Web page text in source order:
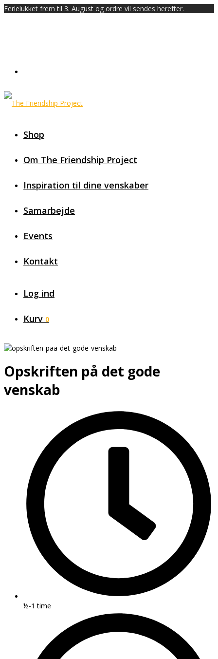
Ferielukket frem til 3. August og ordre vil sendes herefter.
Shop
Om The Friendship Project
Inspiration til dine venskaber
Samarbejde
Events
Kontakt
Log ind
Kurv 0
Opskriften på det gode
venskab
½-1 time